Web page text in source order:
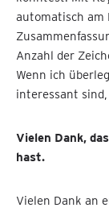
automatisch am
Anzahl der
Wenn ich
interessant
Vielen Dank,
hast.
Vielen Dank an